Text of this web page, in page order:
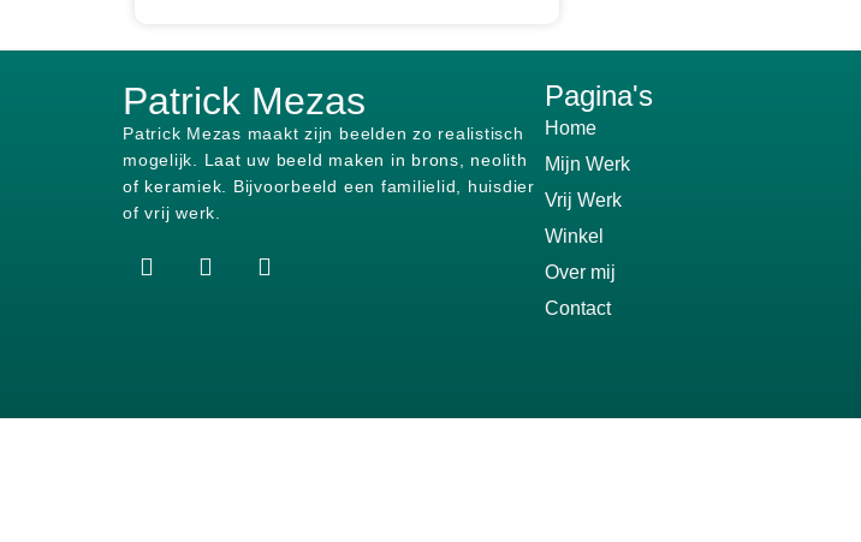
Patrick Mezas
Patrick Mezas maakt zijn beelden zo realistisch
mogelijk. Laat uw beeld maken in brons, neolith
of keramiek.
Bijvoorbeeld een familielid, huisdier
of vrij werk.
Pagina's
Home
Mijn Werk
Vrij Werk
Winkel
Over mij
Contact